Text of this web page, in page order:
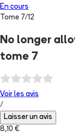
En cours
Tome 7/12
No longer
tome 7
Voir les avis
/
Laisser un avis
8,10 €